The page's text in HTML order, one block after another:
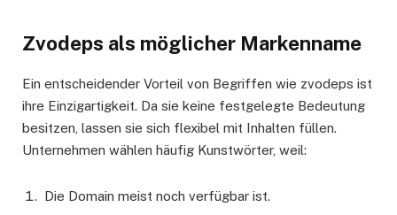
Zvodeps als möglicher Markenname
Ein entscheidender Vorteil von Begriffen wie zvodeps ist
ihre Einzigartigkeit. Da sie keine festgelegte Bedeutung
besitzen, lassen sie sich flexibel mit Inhalten füllen.
Unternehmen wählen häufig Kunstwörter, weil:
Die Domain meist noch verfügbar ist.